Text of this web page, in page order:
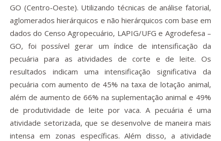
GO (Centro-Oeste). Utilizando técnicas de análise fatorial,
aglomerados hierárquicos e não hierárquicos com base em
dados do Censo Agropecuário, LAPIG/UFG e Agrodefesa –
GO, foi possível gerar um índice de intensificação da
pecuária para as atividades de corte e de leite. Os
resultados indicam uma intensificação significativa da
pecuária com aumento de 45% na taxa de lotação animal,
além de aumento de 66% na suplementação animal e 49%
de produtividade de leite por vaca. A pecuária é uma
atividade setorizada, que se desenvolve de maneira mais
intensa em zonas específicas. Além disso, a atividade